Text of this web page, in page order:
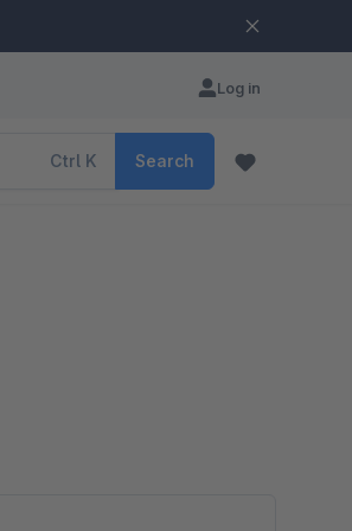
Log in
Ctrl K Search